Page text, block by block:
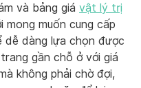
và bảng giá vật lý trị
muốn cung cấp
dàng lựa chọn được
gần chỗ ở với giá
không phải chờ đợi,